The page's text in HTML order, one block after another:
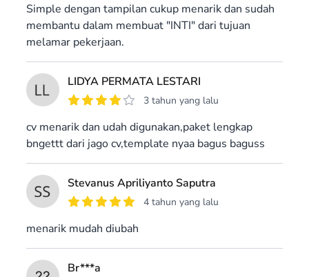
Simple dengan tampilan cukup menarik dan sudah
membantu dalam membuat "INTI" dari tujuan
melamar pekerjaan.
LIDYA PERMATA LESTARI
3 tahun yang lalu
cv menarik dan udah digunakan,paket lengkap
bngettt dari jago cv,template nyaa bagus baguss
Stevanus Apriliyanto Saputra
4 tahun yang lalu
menarik mudah diubah
Br***a